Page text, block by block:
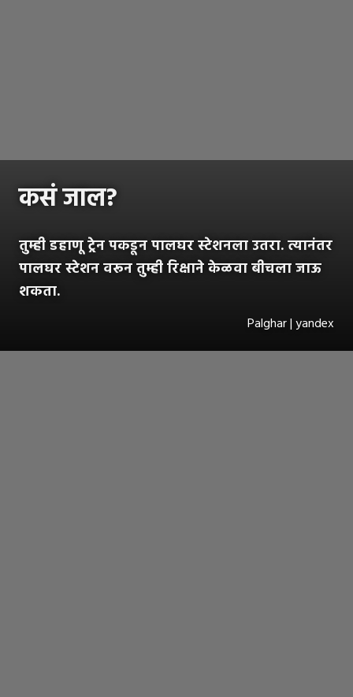
कसं जाल?
तुम्ही डहाणू ट्रेन पकडून पालघर स्टेशनला उतरा. त्यानंतर
पालघर स्टेशन वरून तुम्ही रिक्षाने केळवा बीचला जाऊ
शकता.
Palghar | yandex